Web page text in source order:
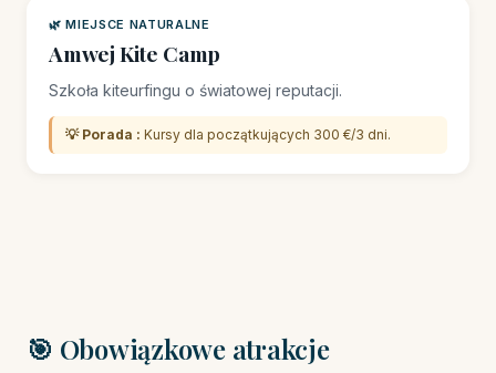
🌿 MIEJSCE NATURALNE
Amwej Kite Camp
Szkoła kiteurfingu o światowej reputacji.
💡 Porada : Kursy dla początkujących 300 €/3 dni.
🎯 Obowiązkowe atrakcje